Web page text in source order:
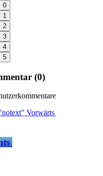
(0)
Vorwärts